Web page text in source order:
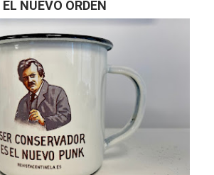
EL NUEVO ORDEN